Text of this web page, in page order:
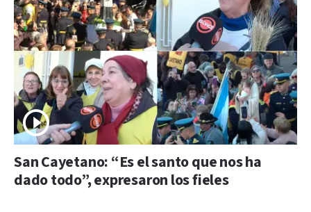
San Cayetano: “Es el santo que nos ha
dado todo”, expresaron los fieles